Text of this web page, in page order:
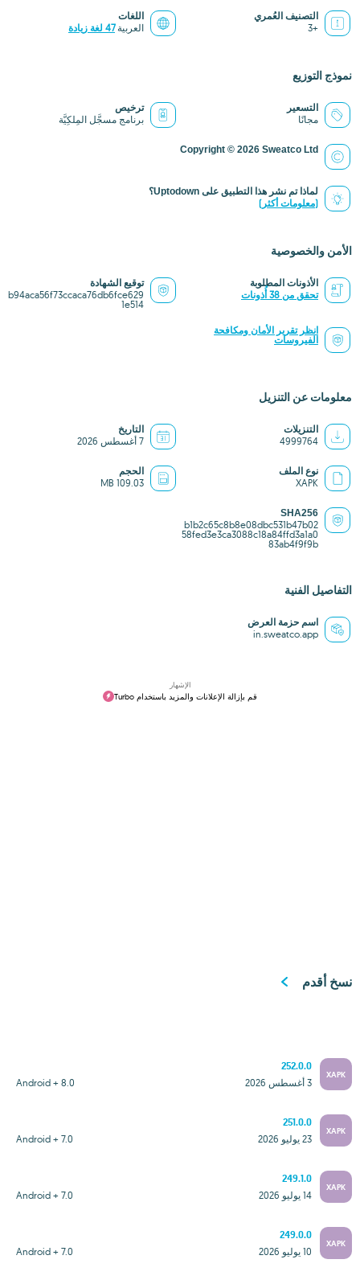
التصنيف العُمري
+3
اللغات
العربية47 لغة زيادة
نموذج التوزيع
التسعير
مجانًا
ترخيص
برنامج مسجَّل المِلكِيَّة
Copyright © 2026 Sweatco Ltd
لماذا تم نشر هذا التطبيق على Uptodown؟
(معلومات أكثر)
الأمن والخصوصية
الأذونات المطلوبة
تحقق من 38 أُذونات
توقيع الشهادة
b94aca56f73ccaca76db6fce629
1e514
انظر تقرير الأمان ومكافحة
الفيروسات
معلومات عن التنزيل
التنزيلات
4999764
التاريخ
7 أغسطس 2026
نوع الملف
XAPK
الحجم
109.03 MB
SHA256
b1b2c65c8b8e08dbc531b47b02
58fed3e3ca3088c18a84ffd3a1a0
83ab4f9f9b
التفاصيل الفنية
اسم حزمة العرض
in.sweatco.app
الإشهار
قم بإزالة الإعلانات والمزيد باستخدام Turbo
نسخ أقدم
XAPK
252.0.0
Android + 8.0 3 أغسطس 2026
XAPK
251.0.0
Android + 7.0 23 يوليو 2026
XAPK
249.1.0
Android + 7.0 14 يوليو 2026
XAPK
249.0.0
Android + 7.0 10 يوليو 2026